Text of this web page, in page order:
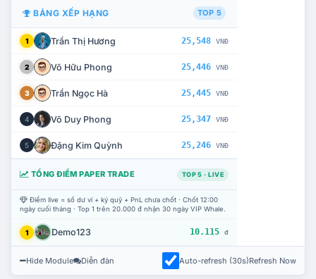
BẢNG XẾP HẠNG TOP 5
1 Trần Thị Hương 25,548 VNĐ
2 Võ Hữu Phong 25,446 VNĐ
3 Trần Ngọc Hà 25,445 VNĐ
4 Võ Duy Phong 25,347 VNĐ
5 Đặng Kim Quỳnh 25,246 VNĐ
TỔNG ĐIỂM PAPER TRADE TOP 5 · LIVE
Điểm live = số dư ví + ký quỹ + PnL chưa chốt · Chốt 12:00
ngày cuối tháng · Top 1 trên 20.000 đ nhận 30 ngày VIP Whale.
1 Demo123 10.115 đ
Hide Module Diễn đàn Auto-refresh (30s)Refresh Now